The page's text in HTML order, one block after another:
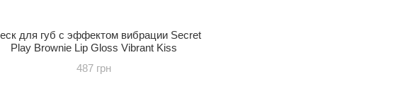
для губ с эффектом вибрации Secret
Play Brownie Lip Gloss Vibrant Kiss
487 грн